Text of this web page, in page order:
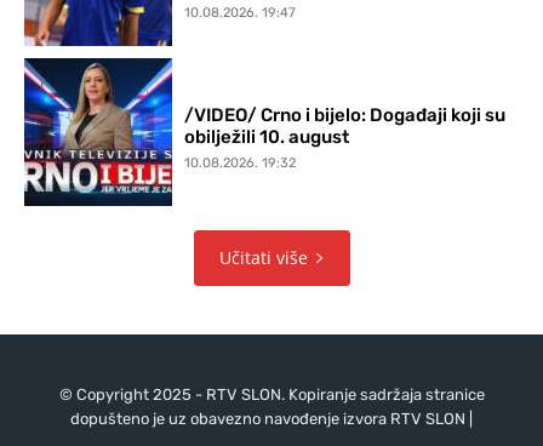
10.08.2026. 19:47
/VIDEO/ Crno i bijelo: Događaji koji su
obilježili 10. august
10.08.2026. 19:32
Učitati više
© Copyright 2025 - RTV SLON. Kopiranje sadržaja stranice
dopušteno je uz obavezno navođenje izvora RTV SLON |